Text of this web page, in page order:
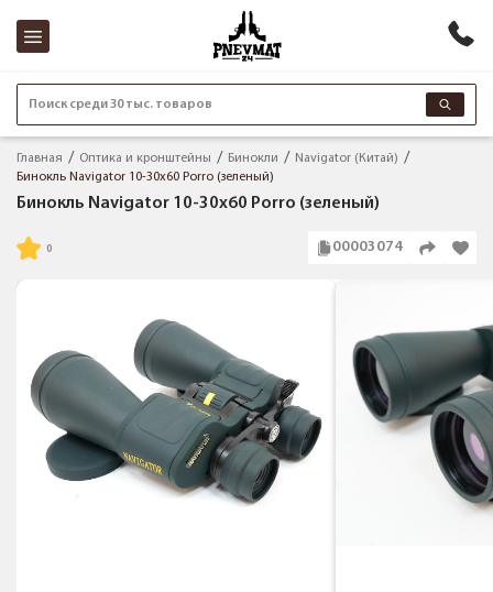
Поиск среди 30 тыс. товаров
Главная Оптика и кронштейны Бинокли
Navigator (Китай)
Бинокль Navigator 10-30x60 Porro (зеленый)
Бинокль Navigator 10-30x60 Porro (зеленый)
00003074